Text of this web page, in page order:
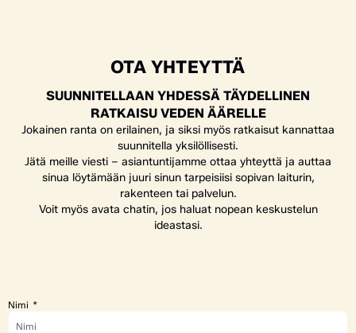
OTA YHTEYTTÄ
SUUNNITELLAAN YHDESSÄ TÄYDELLINEN
RATKAISU VEDEN ÄÄRELLE
Jokainen ranta on erilainen, ja siksi myös ratkaisut kannattaa
suunnitella yksilöllisesti.
Jätä meille viesti – asiantuntijamme ottaa yhteyttä ja auttaa
sinua löytämään juuri sinun tarpeisiisi sopivan laiturin,
rakenteen tai palvelun.
Voit myös avata chatin, jos haluat nopean keskustelun
ideastasi.
Nimi